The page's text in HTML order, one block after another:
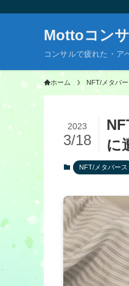
Mottoコン
コンサルで疲れた・ア
ホーム NFT/メタバー
に
2023
3/18
NFT/メタバース